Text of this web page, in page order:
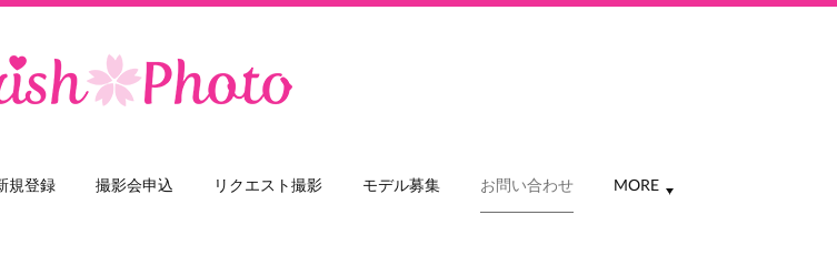
規登録 撮影会申込 リクエスト撮影 モデル募集 お問い合わせ MORE